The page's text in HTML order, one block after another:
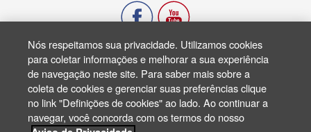
Copyright ® 2003-2026 - FJPN. Todos os direitos reservados. All rights
reserved.
Nós respeitamos sua privacidade. Utilizamos cookies
para coletar informações e melhorar a sua experiência
de navegação neste site. Para saber mais sobre a
coleta de cookies e gerenciar suas preferências clique
no link "Definições de cookies" ao lado. Ao continuar a
navegar, você concorda com os termos do nosso